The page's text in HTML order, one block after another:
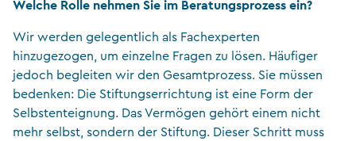
Welche Rolle nehmen Sie im Beratungsprozess ein?
Wir werden gelegentlich als Fachexperten
hinzugezogen, um einzelne Fragen zu lösen. Häufiger
jedoch begleiten wir den Gesamtprozess. Sie müssen
bedenken: Die Stiftungserrichtung ist eine Form der
Selbstenteignung. Das Vermögen gehört einem nicht
mehr selbst, sondern der Stiftung. Dieser Schritt muss